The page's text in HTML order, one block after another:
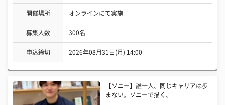
開催場所 オンラインにて実施
募集人数 300名
申込締切 2026年08月31日(月) 14:00
【ソニー】誰一人、同じキャリアは歩
まない。ソニーで描く、